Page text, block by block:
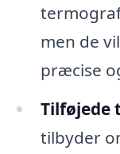
men de
præcise
Tilføjede
tilbyder